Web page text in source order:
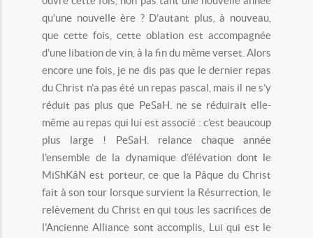
qu’une nouvelle ère ? D’autant plus, à nouveau,
que cette fois, cette oblation est accompagnée
d’une libation de vin, à la fin du même verset. Alors
encore une fois, je ne dis pas que le dernier repas
du Christ n’a pas été un repas pascal, mais il ne s’y
réduit pas plus que PeSaH. ne se réduirait elle-
même au repas qui lui est associé : c’est beaucoup
plus large ! PeSaH. relance chaque année
l’ensemble de la dynamique d’élévation dont le
MiShKâN est porteur, ce que la Pâque du Christ
fait à son tour lorsque survient la Résurrection, le
relèvement du Christ en qui tous les sacrifices de
l’Ancienne Alliance sont accomplis, Lui qui est le